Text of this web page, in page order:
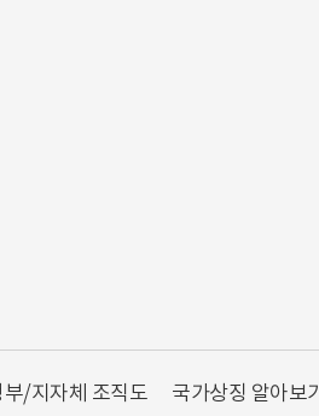
부/지자체 조직도 국가상징 알아보기